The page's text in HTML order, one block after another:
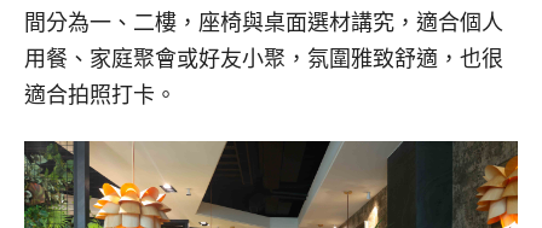
間分為一、二樓，座椅與桌面選材講究，適合個人
用餐、家庭聚會或好友小聚，氛圍雅致舒適，也很
適合拍照打卡。